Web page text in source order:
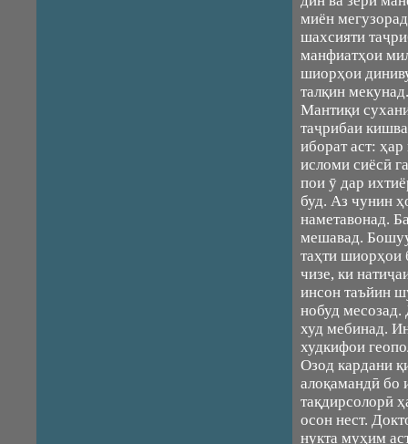
миён
шахсияти
манфиатҳои
шиорҳои
талқин
Мантиқи
таҷрибаи
иборат аст:
исломи сиёсӣ
пои ӯ дар
буд. Аз чунин
наметавонад.
мешавад.
таҳти шиорҳои
чизе, ки
инсон таъйин
нобуд
худ мебинад.
худкифои
Озод кардани
алоқамандӣ бо
тақдирсолорӣ
осон нест.
нукта муҳим